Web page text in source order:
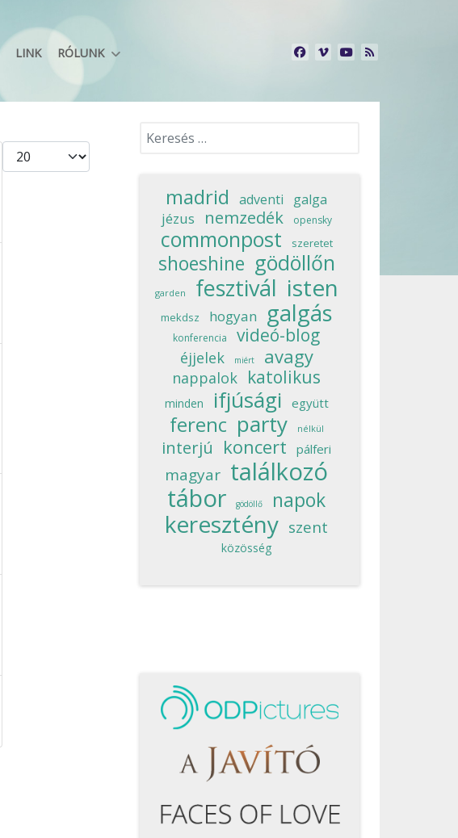
LINK RÓLUNK
Tételek #
Keresés...
madrid adventi galga
jézus nemzedék opensky
commonpost szeretet
shoeshine gödöllőn
garden fesztivál isten
mekdsz hogyan galgás
konferencia videó-blog
éjjelek miért avagy
nappalok katolikus
minden ifjúsági együtt
ferenc party nélkül
interjú koncert pálferi
magyar találkozó
tábor
gödöllő napok
keresztény szent
közösség